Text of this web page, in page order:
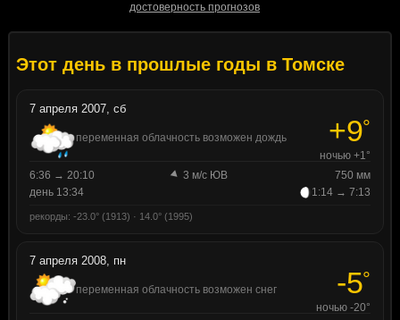
достоверность прогнозов
Этот день в прошлые годы в Томске
7 апреля 2007, сб
переменная облачность возможен дождь +9°
ночью +1°
6:36 → 20:10
3 м/с ЮВ
750 мм
день 13:34
1:14 → 7:13
рекорды: -23.0° (1913) · 14.0° (1995)
7 апреля 2008, пн
переменная облачность возможен снег -5°
ночью -20°